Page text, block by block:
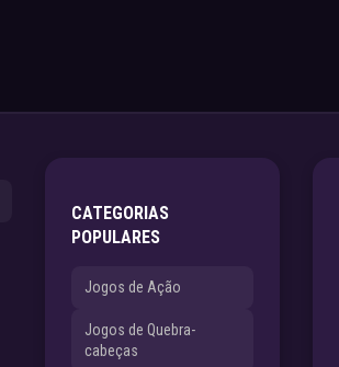
CATEGORIAS
POPULARES
Jogos de Ação
Jogos de Quebra-
cabeças